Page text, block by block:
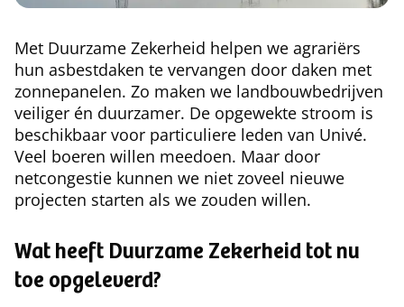
Met Duurzame Zekerheid helpen we agrariërs
hun asbestdaken te vervangen door daken met
zonnepanelen. Zo maken we landbouwbedrijven
veiliger én duurzamer. De opgewekte stroom is
beschikbaar voor particuliere leden van Univé.
Veel boeren willen meedoen. Maar door
netcongestie kunnen we niet zoveel nieuwe
projecten starten als we zouden willen.
Wat heeft Duurzame Zekerheid tot nu
toe opgeleverd?